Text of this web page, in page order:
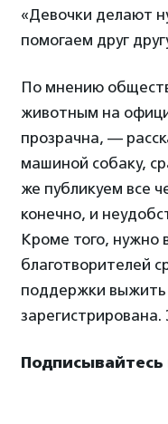
«Девочки делают
помогаем друг
По мнению
животным на
прозрачна, —
машиной собаку,
же публикуем все
конечно, и
Кроме того, нужно
благотворителей
поддержки выжить
Подписывайтесь